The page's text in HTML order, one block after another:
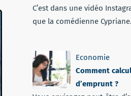
C’est dans une vidéo
que la comédienne
Economie
Comment
d’emprunt ?